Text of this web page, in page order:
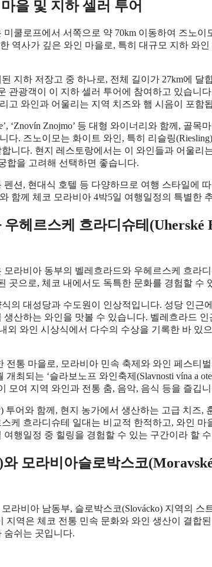
을 및 지하 셀러 투어
쿨로프에서 서쪽으로 약 70km 이동하여 즈노이
역사가 깊은 와인 마을로, 특히 대규모 지하 와
지하 저장고 중 하나로, 전체 길이가 27km에 달
관광객이 이 지하 셀러 투어에 참여하고 있습니
고 와인과 어울리는 지역 치즈와 햄 시음이 포함
‘Znovín Znojmo’ 등 대형 와이너리와 함께, 골목
. 즈노이모는 화이트 와인, 특히 리슬링
니다. 현지 레스토랑에서는 이 와인들과 어울리
합을 고려해 선택하면 좋습니다.
션, 현대식 호텔 등 다양하므로 여행 스타일에
함께 체코 모라비아 4박5일 여행일정의 특별한
헤르스케 흐라디슈테(Uherské
라비아 동부의 벨레흐라드와 우헤르스케 흐라
곳으로, 체코 내에서도 독특한 문화를 경험할 수
의 대성당과 수도원이 인상적입니다. 성당 인근
산하는 와인을 맛볼 수 있습니다. 벨레흐라드 인
내외 와인 시상식에서 다수의 수상을 기록한 바 있
통 마을로, 모라비아 민속 축제와 와인 페스티
최되는 ‘슬라보노프 와인축제(Slavnosti vína a
모여 지역 와인과 전통 춤, 음악, 음식 등을 즐깁
투어와 함께, 현지 농가에서 생산하는 고급 치즈,
케 흐라디슈테 일대는 비교적 한적하고, 와인 마
행일정 중 힐링을 경험할 수 있는 구간이라 할
모라비아슬로박스코
라비아 남동부, 슬로박스코(Slovácko) 지역의 스
역은 체코 전통 민속 문화와 와인 생산이 결합
숨쉬는 곳입니다.